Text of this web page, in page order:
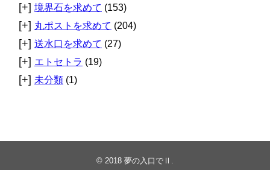
[+] 境界石を求めて (153)
[+] 丸ポストを求めて (204)
[+] 送水口を求めて (27)
[+] エトセトラ (19)
[+] 未分類 (1)
© 2018 夢の入口でⅡ